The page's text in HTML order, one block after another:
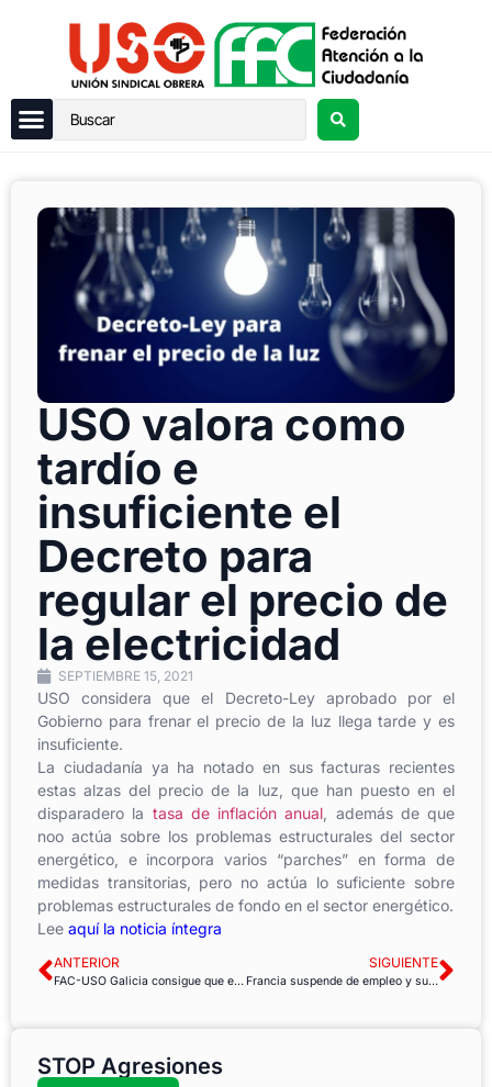
USO valora como
tardío e
insuficiente el
Decreto para
regular el precio de
la electricidad
SEPTIEMBRE 15, 2021
USO considera que el Decreto-Ley aprobado por el
Gobierno para frenar el precio de la luz llega tarde y es
insuficiente.
La ciudadanía ya ha notado en sus facturas recientes
estas alzas del precio de la luz, que han puesto en el
disparadero la tasa de inflación anual, además de que
noo actúa sobre los problemas estructurales del sector
energético, e incorpora varios “parches” en forma de
medidas transitorias, pero no actúa lo suficiente sobre
problemas estructurales de fondo en el sector energético.
Lee aquí la noticia íntegra
ANTERIOR
FAC-USO Galicia consigue que el Concello de Sada contrate a un agente TIC y reabra el aula CEMIT
SIGUIENTE
Francia suspende de empleo y sueldo a 3.000 trabajadores de centros sanitarios por no estar vacunados
STOP Agresiones